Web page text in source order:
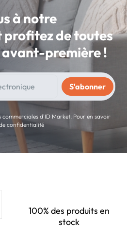
à notre
profitez de toutes
avant-première !
d'ID Market. Pour en savoir
confidentialité
100% des produits en
stock